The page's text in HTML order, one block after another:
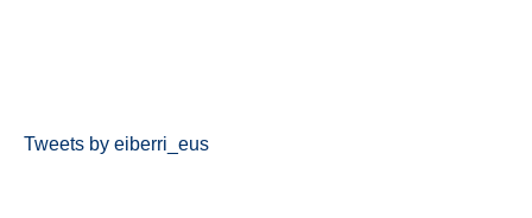
Tweets by eiberri_eus